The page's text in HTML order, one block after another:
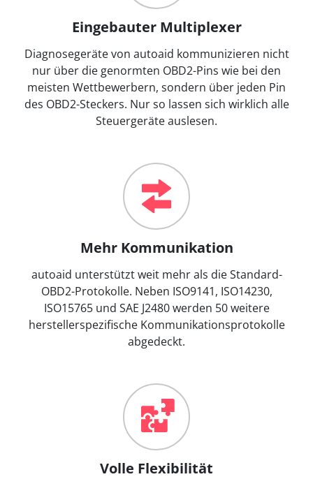
Eingebauter Multiplexer
Diagnosegeräte von autoaid kommunizieren nicht
nur über die genormten OBD2-Pins wie bei den
meisten Wettbewerbern, sondern über jeden Pin
des OBD2-Steckers. Nur so lassen sich wirklich alle
Steuergeräte auslesen.
Mehr Kommunikation
autoaid unterstützt weit mehr als die Standard-
OBD2-Protokolle. Neben ISO9141, ISO14230,
ISO15765 und SAE J2480 werden 50 weitere
herstellerspezifische Kommunikationsprotokolle
abgedeckt.
Volle Flexibilität